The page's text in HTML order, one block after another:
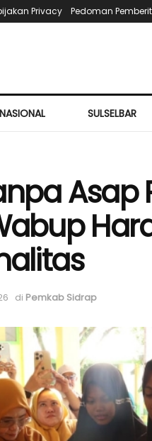
Privacy Pedoman
NASIONAL SULSELBAR
Asap
di Pemkab Sidrap